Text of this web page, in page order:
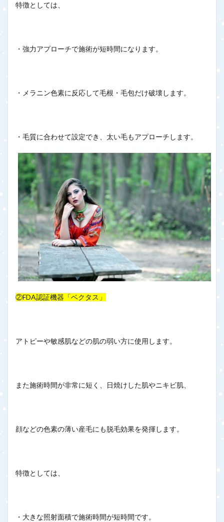
特徴としては、
・強力アプローチで施術が短時間になります。
・メラニン色素に反応して毛根・毛包だけ破壊します。
・毛質に合わせて設定でき、太い毛もアプローチします。
②FDA認証機器「ベクタス」
アトピーや敏感肌などの肌の弱い方に使用します。
また施術時間が非常に短く、日焼けした肌やニキビ肌、
顔などの色素の薄い産毛にも脱毛効果を発揮します。
特徴としては、
・大きな照射面積で施術時間が短時間です。